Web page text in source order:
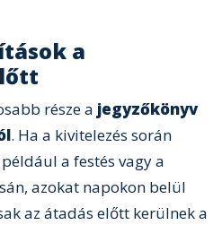
a
része a jegyzőkönyv
. Ha a kivitelezés során
a festés vagy a
azokat napokon belül
az átadás előtt kerülnek a